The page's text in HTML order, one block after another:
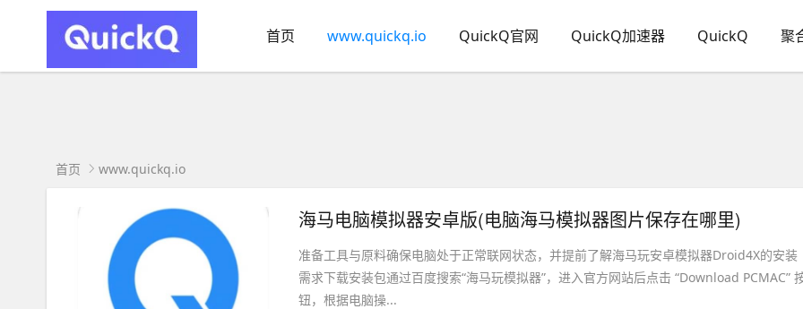
首页 www.quickq.io QuickQ官网 QuickQ加速器 QuickQ 聚
首页 www.quickq.io
海马电脑模拟器安卓版(电脑海马模拟器图片保存在哪里)
准备工具与原料确保电脑处于正常联网状态，并提前了解海马玩安卓模拟器Droid4X的安装
需求下载安装包通过百度搜索“海马玩模拟器”，进入官方网站后点击 “Download PCMAC”
钮，根据电脑操...